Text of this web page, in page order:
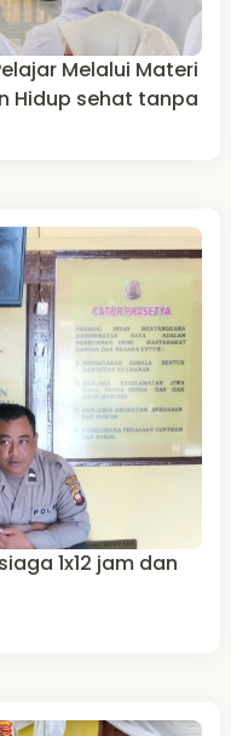
Melalui Materi
Hidup sehat tanpa